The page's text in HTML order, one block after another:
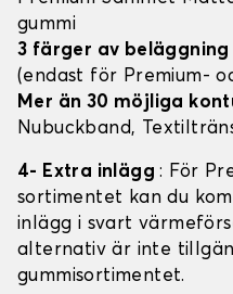
gummi
3 färger av
(endast för Premium-
Mer än 30 möjliga
Nubuckband,
4- Extra inlägg: För
sortimentet kan du
inlägg i svart
alternativ är inte
gummisortimentet.